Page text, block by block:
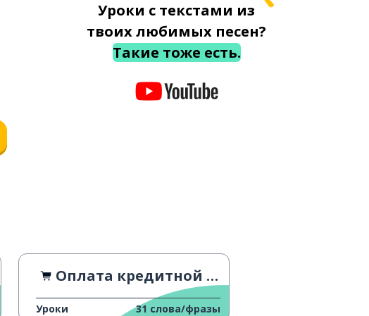
Уроки с текстами из
твоих любимых песен?
Такие тоже есть.
Оплата кредитной картой
Уроки 31 слова/фразы